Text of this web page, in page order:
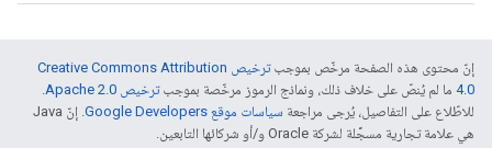
إنّ محتوى هذه الصفحة مرخّص بموجب
ترخيص Creative Commons Attribution
4.0‏ ما لم يُنصّ على خلاف ذلك، ونماذج الرموز مرخّصة بموجبترخيص Apache 2.0‏
.
للاطّلاع على التفاصيل، يُرجى مراجعة سياسات موقع Google Developers‏
. إنّ Java
هي علامة تجارية مسجَّلة لشركة Oracle و/أو شركائها التابعين.